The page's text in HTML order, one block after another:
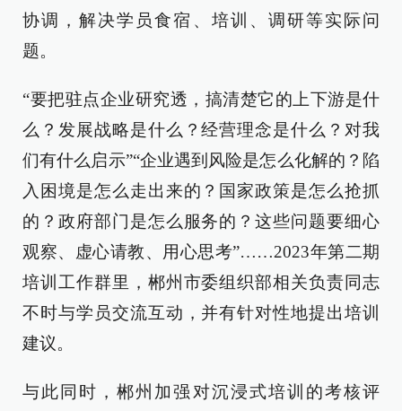
协调，解决学员食宿、培训、调研等实际问
题。
“要把驻点企业研究透，搞清楚它的上下游是什
么？发展战略是什么？经营理念是什么？对我
们有什么启示”“企业遇到风险是怎么化解的？陷
入困境是怎么走出来的？国家政策是怎么抢抓
的？政府部门是怎么服务的？这些问题要细心
观察、虚心请教、用心思考”……2023年第二期
培训工作群里，郴州市委组织部相关负责同志
不时与学员交流互动，并有针对性地提出培训
建议。
与此同时，郴州加强对沉浸式培训的考核评